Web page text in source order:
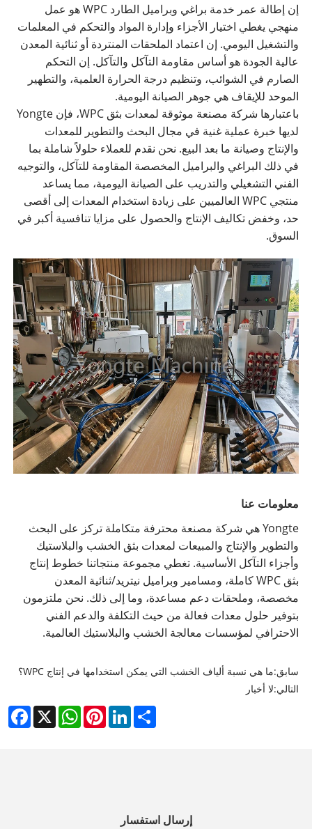
إن إطالة عمر خدمة براغي وبراميل الطارد WPC هو عمل
منهجي يغطي اختيار الأجزاء وإدارة المواد والتحكم في المعلمات
والتشغيل اليومي. إن اعتماد الملحقات المنتردة أو ثنائية المعدن
عالية الجودة هو أساس مقاومة التآكل والتآكل. إن التحكم
الصارم في الشوائب، وتنظيم درجة الحرارة العلمية، والتطهير
الموحد للإيقاف هي جوهر الصيانة اليومية.
باعتبارها شركة مصنعة موثوقة لمعدات بثق WPC، فإن Yongte
لديها خبرة عملية غنية في مجال البحث والتطوير للمعدات
والإنتاج وصيانة ما بعد البيع. نحن نقدم للعملاء حلولاً شاملة بما
في ذلك البراغي والبراميل المخصصة المقاومة للتآكل، والتوجيه
الفني التشغيلي والتدريب على الصيانة اليومية، مما يساعد
منتجي WPC العالميين على زيادة استخدام المعدات إلى أقصى
حد، وخفض تكاليف الإنتاج والحصول على مزايا تنافسية أكبر في
السوق.
معلومات عنا
Yongte هي شركة مصنعة محترفة متكاملة تركز على البحث
والتطوير والإنتاج والمبيعات لمعدات بثق الخشب والبلاستيك
وأجزاء التآكل الأساسية. تغطي مجموعة منتجاتنا خطوط إنتاج
بثق WPC كاملة، ومسامير وبراميل نيتريد/ثنائية المعدن
مخصصة، وملحقات دعم مساعدة، وما إلى ذلك. نحن ملتزمون
بتوفير حلول معدات فعالة من حيث التكلفة والدعم الفني
الاحترافي لمؤسسات معالجة الخشب والبلاستيك العالمية.
سابق:ما هي نسبة ألياف الخشب التي يمكن استخدامها في إنتاج WPC؟
التالي:لا أخبار
X
WhatsAppPinterestLinkedInShare
إرسال استفسار